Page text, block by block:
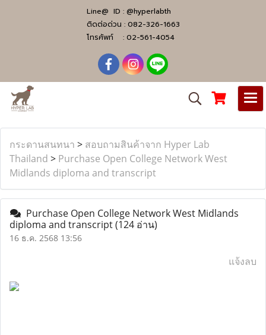
Line@ ID : @hyperlabth
ติดต่อด่วน : 082-326-1663
โทรศัพท์ : 02-561-4054
กระดานสนทนา > สอบถามสินค้าจาก Hyper Lab
Thailand > Purchase Open College Network West
Midlands diploma and transcript
Purchase Open College Network West Midlands
diploma and transcript(124 อ่าน)
16 ธ.ค. 2568 13:56
แจ้งลบ